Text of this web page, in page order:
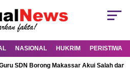
NASIONAL HUKRIM PERISTIWA
SDN Borong Makassar Akui Salah dan